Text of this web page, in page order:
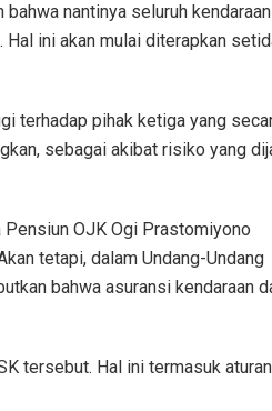
nantinya seluruh kendaraan
ini akan mulai diterapkan
terhadap pihak ketiga yang
sebagai akibat risiko yang
Pensiun OJK Ogi Prastomiyono
tetapi, dalam Undang-Undang
bahwa asuransi kendaraan
tersebut. Hal ini termasuk aturan